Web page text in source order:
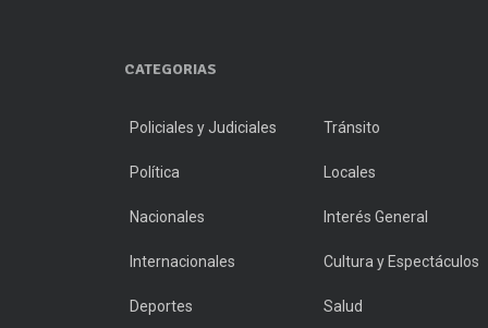
CATEGORIAS
Policiales y Judiciales Tránsito
Política Locales
Nacionales Interés General
Internacionales Cultura y Espectáculos
Deportes Salud